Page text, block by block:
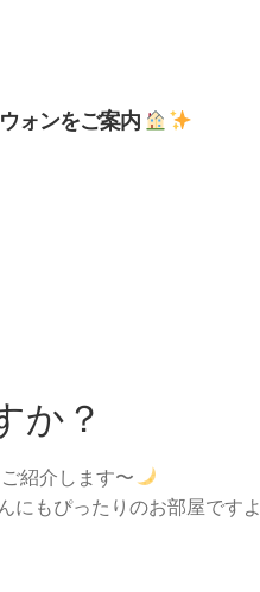
ォンをご案内
か？
紹介します〜
にもぴったりのお部屋です